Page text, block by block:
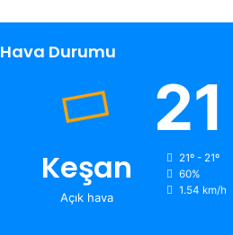
Hava Durumu
Keşan
Açık hava
21
21º - 21º
60%
1.54 km/h